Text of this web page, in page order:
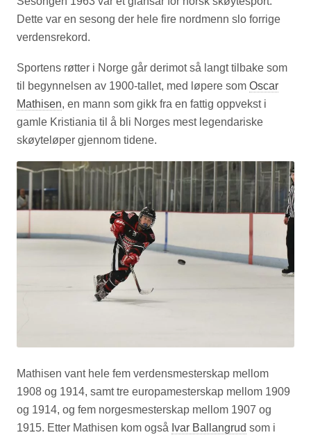
Dette var en sesong der hele fire nordmenn slo forrige
verdensrekord.
Sportens røtter i Norge går derimot så langt tilbake som
til begynnelsen av 1900-tallet, med løpere som Oscar
Mathisen, en mann som gikk fra en fattig oppvekst i
gamle Kristiania til å bli Norges mest legendariske
skøyteløper gjennom tidene.
Mathisen vant hele fem verdensmesterskap mellom
1908 og 1914, samt tre europamesterskap mellom 1909
og 1914, og fem norgesmesterskap mellom 1907 og
1915. Etter Mathisen kom også Ivar Ballangrud som i